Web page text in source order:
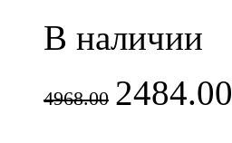
В наличии
4968.00 2484.00